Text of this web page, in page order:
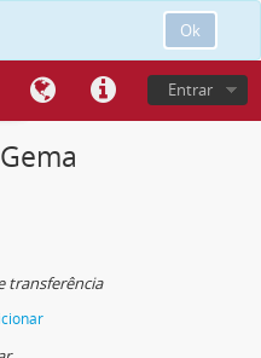
Ok
Entrar
transferência